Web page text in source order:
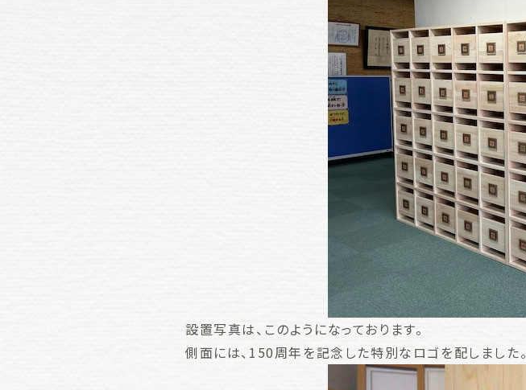
設置写真は、このようになっております。
側面には、150周年を記念した特別なロゴを配しました。